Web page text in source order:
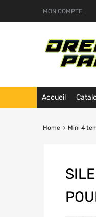
MON COMPTE
Accueil
Home Mini 4